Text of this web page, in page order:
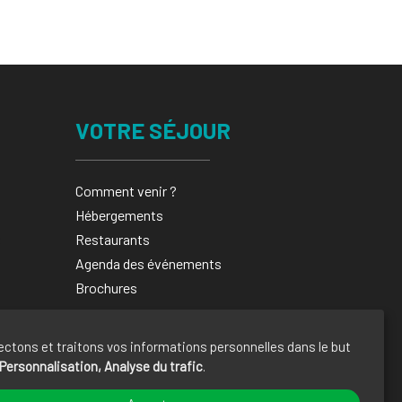
VOTRE SÉJOUR
Comment venir ?
Hébergements
Restaurants
Agenda des événements
Brochures
et traitons vos informations personnelles dans le but
Personnalisation, Analyse du trafic.